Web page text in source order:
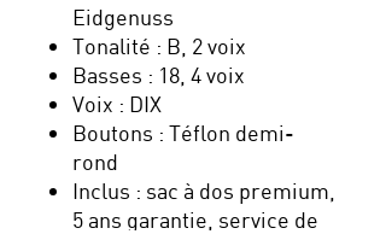
Eidgenuss
Tonalité : B, 2 voix
Basses : 18, 4 voix
Voix : DIX
Boutons : Téflon demi-
rond
Inclus : sac à dos premium,
5 ans garantie, service de